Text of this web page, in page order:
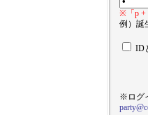
※「p +
例）誕
ID
※ログ